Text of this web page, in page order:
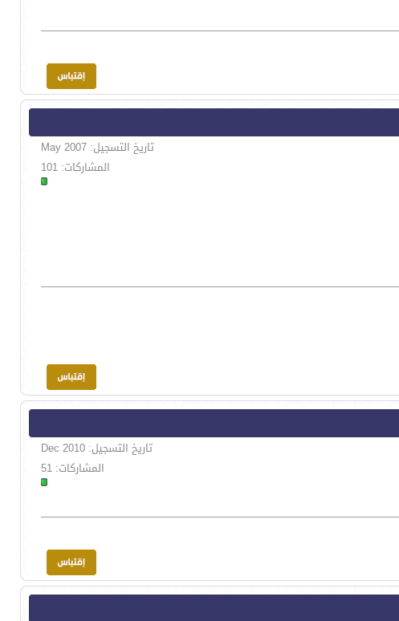
تاريخ التسجيل: May 2007
المشاركات: 101
تاريخ التسجيل: Dec 2010
المشاركات: 51